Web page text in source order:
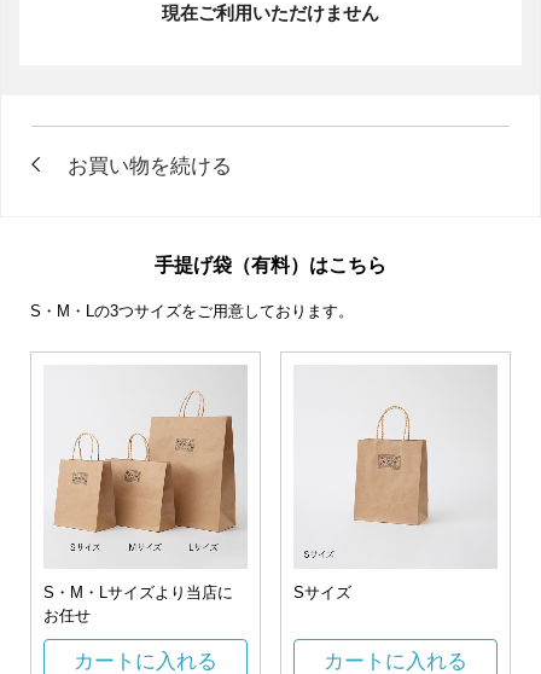
現在ご利用いただけません
手提げ袋（有料）はこちら
S・M・Lの3つサイズをご用意しております。
S・M・Lサイズより当店に
お任せ
カートに入れる
Sサイズ
カートに入れる